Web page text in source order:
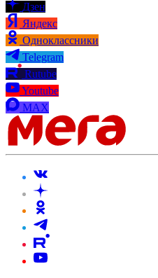
Дзен
Яндекс
Одноклассники
Telegram
Rutube
Youtube
MAX